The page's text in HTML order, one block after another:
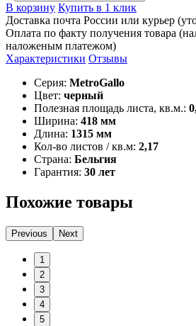
В корзину Купить в 1 клик
Доставка почта России или курьер
Оплата по факту получения товара
наложеным платежом)
Характеристики Отзывы
Серия: MetroGallo
Цвет: черный
Полезная площадь листа, кв.м.:
Ширина: 418 мм
Длина: 1315 мм
Кол-во листов / кв.м: 2,17
Страна: Бельгия
Гарантия: 30 лет
Похожие товары
Previous Next
1
2
3
4
5